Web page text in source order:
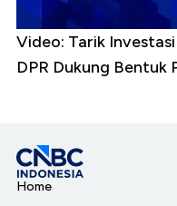
Video: Tarik
DPR Dukung Bentuk
Home